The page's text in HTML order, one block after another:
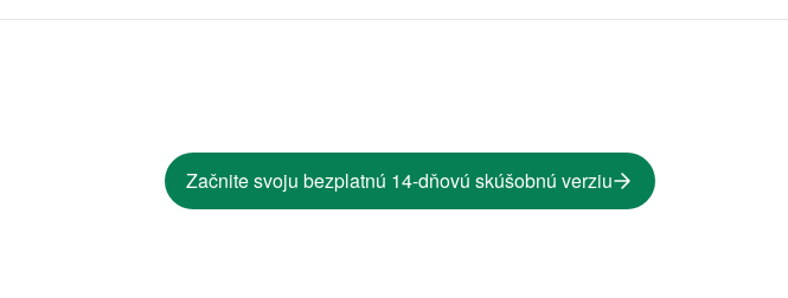
Začnite svoju bezplatnú 14-dňovú skúšobnú verziu